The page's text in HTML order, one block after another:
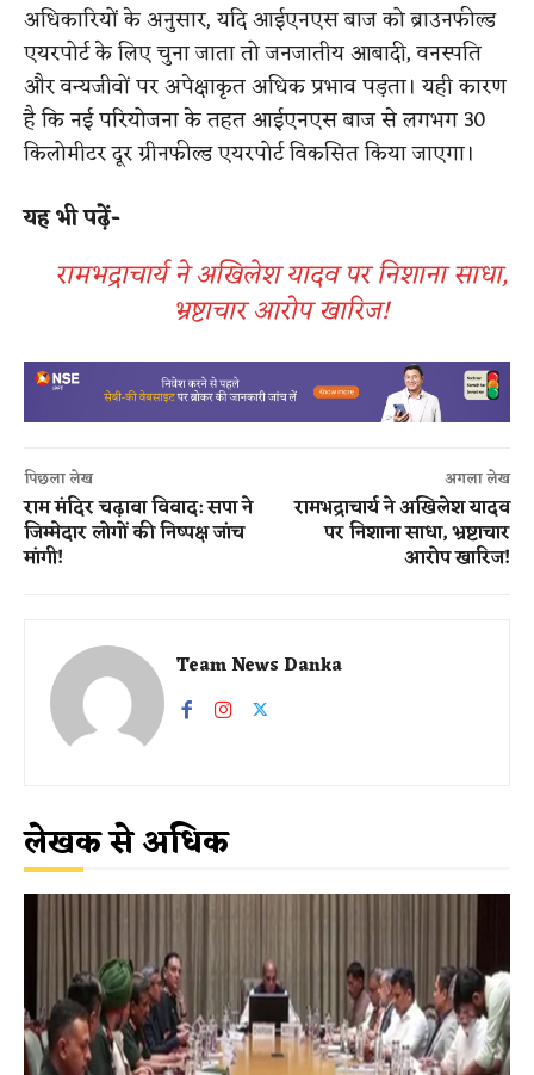
अधिकारियों के अनुसार, यदि आईएनएस बाज को ब्राउनफील्ड
एयरपोर्ट के लिए चुना जाता तो जनजातीय आबादी, वनस्पति
और वन्यजीवों पर अपेक्षाकृत अधिक प्रभाव पड़ता। यही कारण
है कि नई परियोजना के तहत आईएनएस बाज से लगभग 30
किलोमीटर दूर ग्रीनफील्ड एयरपोर्ट विकसित किया जाएगा।
यह भी पढ़ें-
रामभद्राचार्य ने अखिलेश यादव पर निशाना साधा,
भ्रष्टाचार आरोप खारिज!
पिछला लेख
राम मंदिर चढ़ावा विवाद: सपा ने
जिम्मेदार लोगों की निष्पक्ष जांच
मांगी!
अगला लेख
रामभद्राचार्य ने अखिलेश यादव
पर निशाना साधा, भ्रष्टाचार
आरोप खारिज!
Team News Danka
लेखक से अधिक